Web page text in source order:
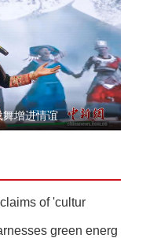
在和田举办
舞增进情谊
of 'cultur
green energ